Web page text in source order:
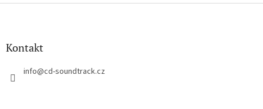
Z
Kontakt
info@cd-soundtrack.cz